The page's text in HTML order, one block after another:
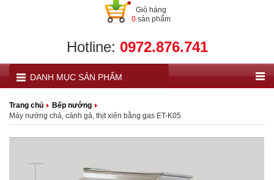
Giỏ hàng
0 sản phẩm
Hotline: 0972.876.741
DANH MỤC SẢN PHẨM
Trang chủ
Bếp nướng
Máy nướng chả, cánh gà, thịt xiên bằng gas ET-K05